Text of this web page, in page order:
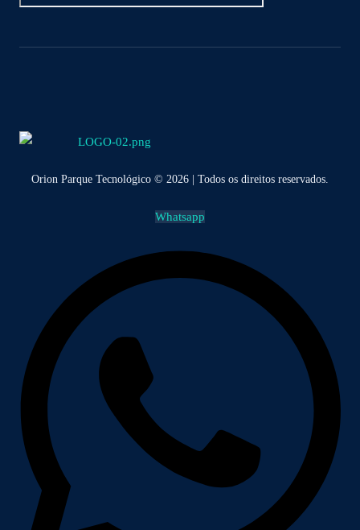
Orion Parque Tecnológico © 2026 | Todos os direitos reservados.
Whatsapp